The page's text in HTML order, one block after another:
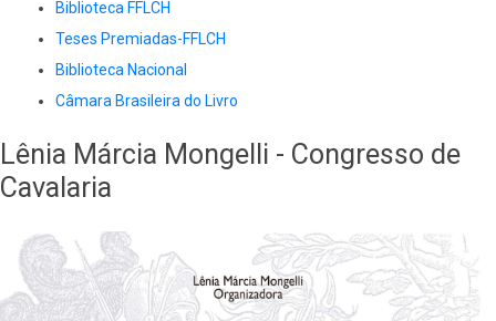
Biblioteca FFLCH
Teses Premiadas-FFLCH
Biblioteca Nacional
Câmara Brasileira do Livro
Lênia Márcia Mongelli - Congresso de
Cavalaria